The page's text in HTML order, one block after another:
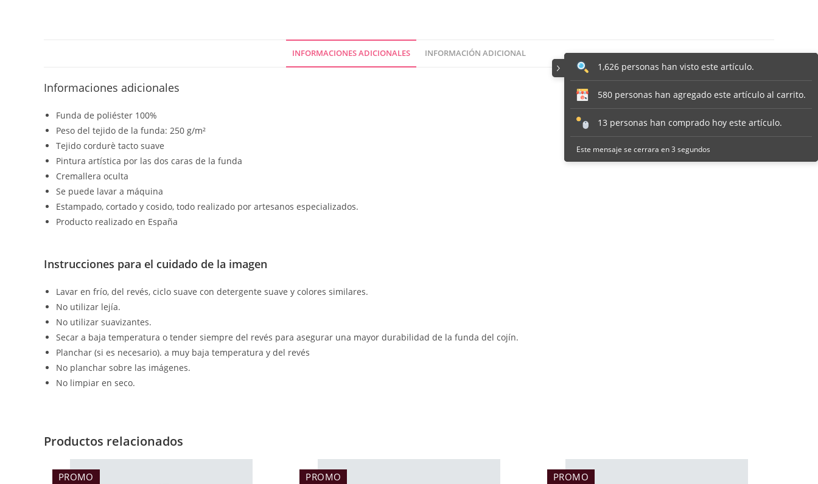
INFORMACIONES ADICIONALES INFORMACIÓN ADICIONAL
Informaciones adicionales
Funda de poliéster 100%
Peso del tejido de la funda: 250 g/m²
Tejido cordurè tacto suave
Pintura artística por las dos caras de la funda
Cremallera oculta
Se puede lavar a máquina
Estampado, cortado y cosido, todo realizado por artesanos especializados.
Producto realizado en España
Instrucciones para el cuidado de la imagen
Lavar en frío, del revés, ciclo suave con detergente suave y colores similares.
No utilizar lejía.
No utilizar suavizantes.
Secar a baja temperatura o tender siempre del revés para asegurar una mayor durabilidad de la funda del cojín.
Planchar (si es necesario). a muy baja temperatura y del revés
No planchar sobre las imágenes.
No limpiar en seco.
Productos relacionados
PROMO PROMO PROMO
1,626 personas han visto este artículo.
580 personas han agregado este artículo al carrito.
13 personas han comprado hoy este artículo.
Este mensaje se cerrara en 2 segundos